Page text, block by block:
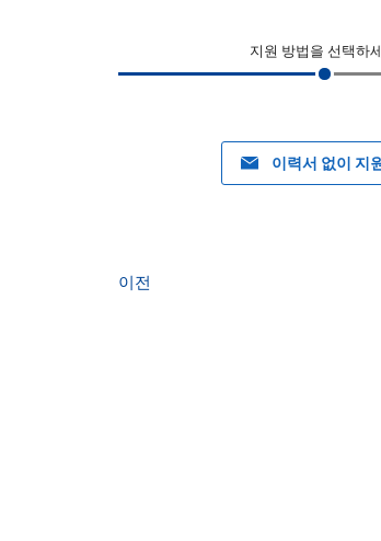
지원 방법을 선택하
이력서 없이 지
이전